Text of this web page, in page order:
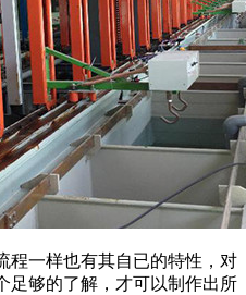
程一样也有其自已的特性，对
足够的了解，才可以制作出所